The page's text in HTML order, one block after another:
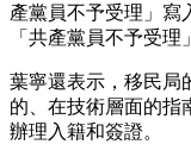
產黨員不予受理」寫
「共產黨員不予受
葉寧還表示，移民局
的、在技術層面的指
辦理入籍和簽證。